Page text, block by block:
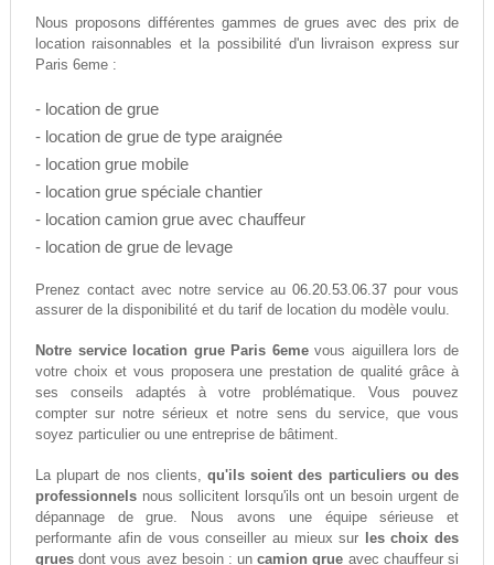
Nous proposons différentes gammes de grues avec des prix de
location raisonnables et la possibilité d'un livraison express sur
Paris 6eme :
- location de grue
- location de grue de type araignée
- location grue mobile
- location grue spéciale chantier
- location camion grue avec chauffeur
- location de grue de levage
Prenez contact avec notre service au06.20.53.06.37 pour vous
assurer de la disponibilité et du tarif de location du modèle voulu.
Notre service location grue Paris 6emevous aiguillera lors de
votre choix et vous proposera une prestation de qualité grâce à
ses conseils adaptés à votre problématique. Vous pouvez
compter sur notre sérieux et notre sens du service, que vous
soyez particulier ou une entreprise de bâtiment.
La plupart de nos clients, qu'ils soient des particuliers ou des
professionnelsnous sollicitent lorsqu'ils ont un besoin urgent de
dépannage de grue. Nous avons une équipe sérieuse et
performante afin de vous conseiller au mieux sur
les choix des
gruesdont vous avez besoin : uncamion grue avec chauffeur si